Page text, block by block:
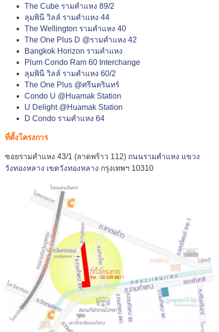
The Cube รามคำแหง 89/2
ลุมพินี วิลล์ รามคำแหง 44
The Wellington รามคำแหง 40
The One Plus D @รามคำแหง 42
Bangkok Horizon รามคำแหง
Plum Condo Ram 60 Interchange
ลุมพินี วิลล์ รามคำแหง 60/2
The One Plus @ศรีนครินทร์
Condo U @Huamak Station
U Delight @Huamak Station
D Condo รามคำแหง 64
ที่ตั้งโครงการ
ซอยรามคำแหง 43/1 (ลาดพร้าว 112) ถนนรามคำแหง แขวง
วังทองหลาง เขตวังทองหลาง กรุงเทพฯ 10310